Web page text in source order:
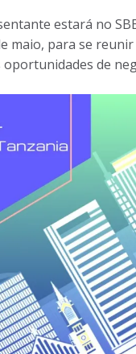
estará no
maio, para se
oportunidades de